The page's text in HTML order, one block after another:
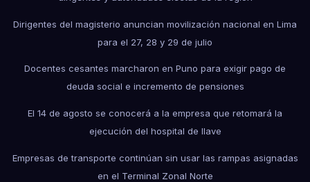
Dirigentes del magisterio anuncian movilización nacional en Lima
para el 27, 28 y 29 de julio
Docentes cesantes marcharon en Puno para exigir pago de
deuda social e incremento de pensiones
El 14 de agosto se conocerá a la empresa que retomará la
ejecución del hospital de Ilave
Empresas de transporte continúan sin usar las rampas asignadas
en el Terminal Zonal Norte